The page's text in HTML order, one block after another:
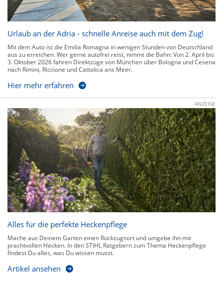
Urlaub an der Adria - schnelle Anreise auch mit dem Zug!
Mit dem Auto ist die Emilia Romagna in wenigen Stunden von Deutschland
aus zu erreichen. Wer gerne autofrei reist, nimmt die Bahn: Von 2. April bis
3. Oktober 2026 fahren Direktzüge von München über Bologna und Cesena
nach Rimini, Riccione und Cattolica ans Meer.
Hier mehr erfahren
ANZEIGE
Alles für die perfekte Heckenpflege
Mache aus Deinem Garten einen Rückzugsort und umgebe ihn mit
prachtvollen Hecken. In den STIHL Ratgebern zum Thema Heckenpflege
findest Du alles, was Du wissen musst.
Artikel ansehen